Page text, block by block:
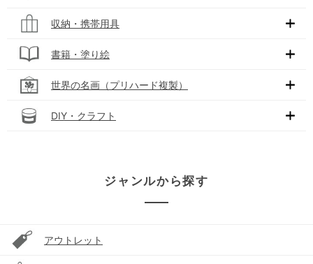
収納・携帯用具
書籍・塗り絵
世界の名画（プリハード複製）
DIY・クラフト
ジャンルから探す
アウトレット